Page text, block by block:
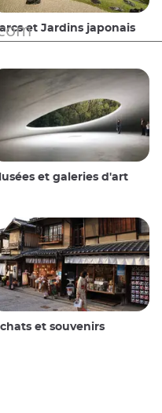
et Jardins japonais
et galeries d'art
et souvenirs